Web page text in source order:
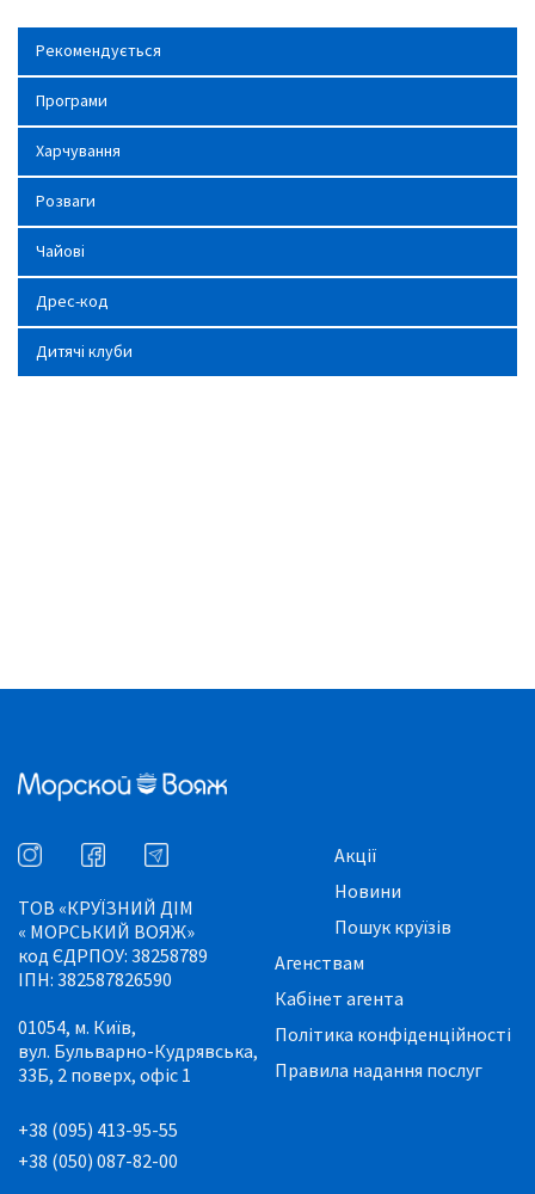
Рекомендується
Програми
Харчування
Розваги
Чайові
Дрес-код
Дитячі клуби
ТОВ «КРУЇЗНИЙ ДІМ
« МОРСЬКИЙ ВОЯЖ»
код ЄДРПОУ: 38258789
ІПН: 382587826590
01054, м. Київ,
вул. Бульварно-Кудрявська,
33Б, 2 поверх, офіс 1
+38 (095) 413-95-55
+38 (050) 087-82-00
Акції
Новини
Пошук круїзів
Агенствам
Кабінет агента
Політика конфіденційності
Правила надання послуг